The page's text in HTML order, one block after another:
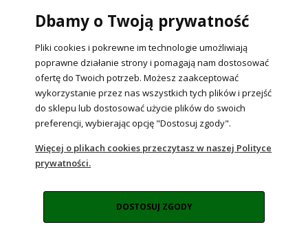
O nas
Internetowy sklep ogrodniczy z nasionami RajOgrodnika.pl
NIP: 6090037061, REGON: 260240470 | Czarnca, ul. Tęczowa 31, 29-100
Włoszczowa
POKAŻ PEŁNĄ WERSJĘ STRONY
Sklep internetowy Shoper Premium
Dbamy o Twoją prywatność
Pliki cookies i pokrewne im technologie umożliwiają
poprawne działanie strony i pomagają nam dostosować
ofertę do Twoich potrzeb. Możesz zaakceptować
wykorzystanie przez nas wszystkich tych plików i przejść
do sklepu lub dostosować użycie plików do swoich
preferencji, wybierając opcję "Dostosuj zgody".
Więcej o plikach cookies przeczytasz w naszej Polityce
prywatności.
DOSTOSUJ ZGODY